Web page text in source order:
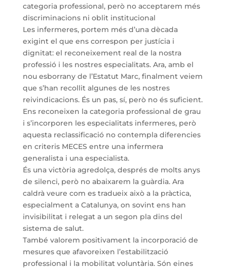
categoria professional, però no acceptarem més
discriminacions ni oblit institucional
Les infermeres, portem més d’una dècada
exigint el que ens correspon per justícia i
dignitat: el reconeixement real de la nostra
professió i les nostres especialitats. Ara, amb el
nou esborrany de l’Estatut Marc, finalment veiem
que s’han recollit algunes de les nostres
reivindicacions. És un pas, sí, però no és suficient.
Ens reconeixen la categoria professional de grau
i s’incorporen les especialitats infermeres, però
aquesta reclassificació no contempla diferencies
en criteris MECES entre una infermera
generalista i una especialista.
És una victòria agredolça, després de molts anys
de silenci, però no abaixarem la guàrdia. Ara
caldrà veure com es tradueix això a la pràctica,
especialment a Catalunya, on sovint ens han
invisibilitat i relegat a un segon pla dins del
sistema de salut.
També valorem positivament la incorporació de
mesures que afavoreixen l’estabilització
professional i la mobilitat voluntària. Són eines